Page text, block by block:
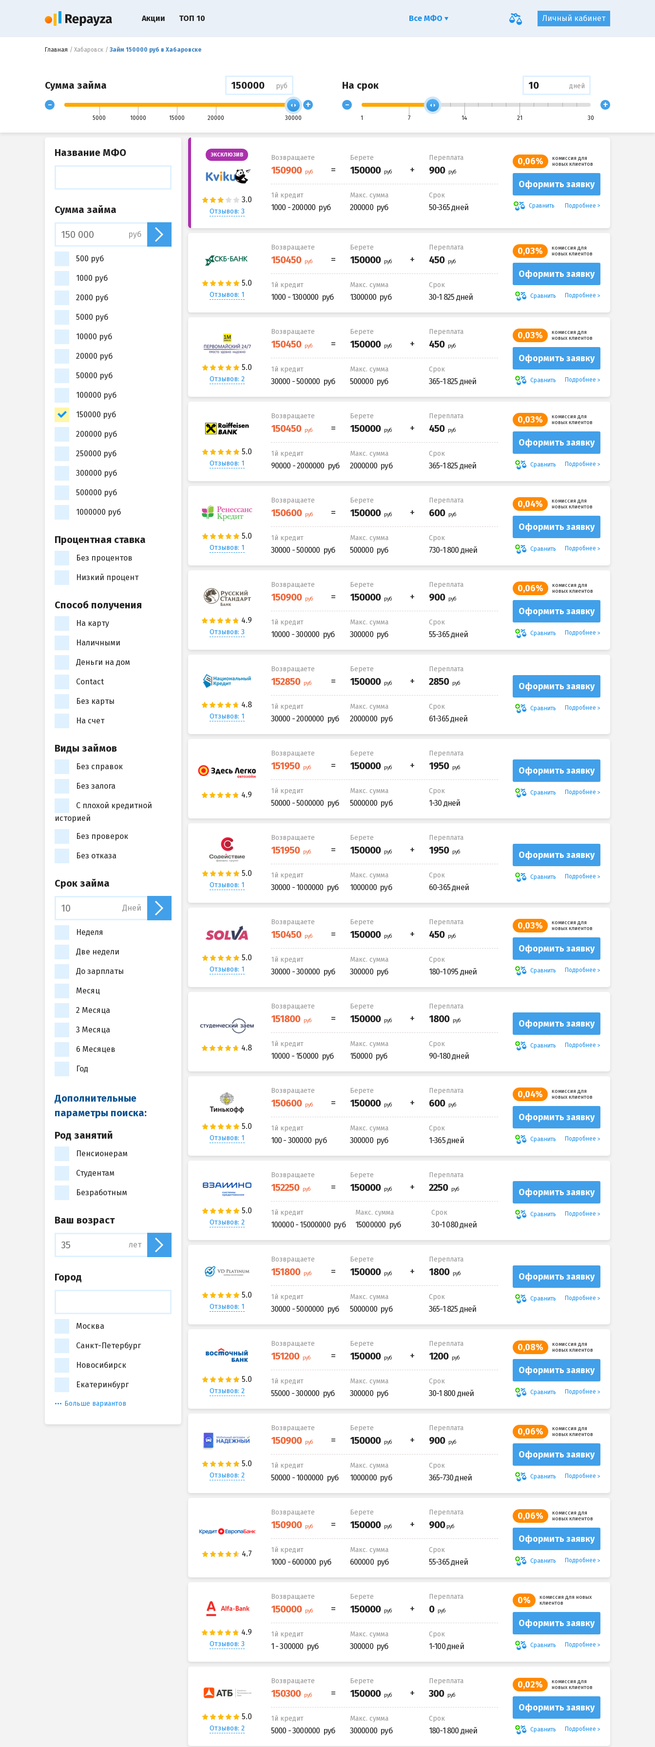
Главная Хабаровск Займ 150000 руб в Хабаровске
Сумма займа руб
-
5000 10000 15000 20000 30000
+
На срок дней
-
1 7 14 21 30
+
ЭКСКЛЮЗИВ
Отзывов: 3
Возвращаете Берете Переплата
1й кредит
1000 - 200000
Макс. сумма
200000
Срок
50-365 дней
0,06%
комиссия для
новых клиентов
Оформить заявку
Сравнить Подробнее
Отзывов: 1
Возвращаете Берете Переплата
1й кредит
1000 - 1300000
Макс. сумма
1300000
Срок
30-1 825 дней
0,03%
комиссия для
новых клиентов
Оформить заявку
Сравнить Подробнее
Отзывов: 2
Возвращаете Берете Переплата
1й кредит
30000 - 500000
Макс. сумма
500000
Срок
365-1 825 дней
0,03%
комиссия для
новых клиентов
Оформить заявку
Сравнить Подробнее
Отзывов: 1
Возвращаете Берете Переплата
1й кредит
90000 - 2000000
Макс. сумма
2000000
Срок
365-1 825 дней
0,03%
комиссия для
новых клиентов
Оформить заявку
Сравнить Подробнее
Отзывов: 1
Возвращаете Берете Переплата
1й кредит
30000 - 500000
Макс. сумма
500000
Срок
730-1 800 дней
0,04%
комиссия для
новых клиентов
Оформить заявку
Сравнить Подробнее
Отзывов: 3
Возвращаете Берете Переплата
1й кредит
10000 - 300000
Макс. сумма
300000
Срок
55-365 дней
0,06%
комиссия для
новых клиентов
Оформить заявку
Сравнить Подробнее
Отзывов: 1
Возвращаете Берете Переплата
1й кредит
30000 - 2000000
Макс. сумма
2000000
Срок
61-365 дней
Оформить заявку
Сравнить Подробнее
Возвращаете Берете Переплата
1й кредит
50000 - 5000000
Макс. сумма
5000000
Срок
1-30 дней
Оформить заявку
Сравнить Подробнее
Отзывов: 1
Возвращаете Берете Переплата
1й кредит
30000 - 1000000
Макс. сумма
1000000
Срок
60-365 дней
Оформить заявку
Сравнить Подробнее
Отзывов: 1
Возвращаете Берете Переплата
1й кредит
30000 - 300000
Макс. сумма
300000
Срок
180-1 095 дней
0,03%
комиссия для
новых клиентов
Оформить заявку
Сравнить Подробнее
Возвращаете Берете Переплата
1й кредит
10000 - 150000
Макс. сумма
150000
Срок
90-180 дней
Оформить заявку
Сравнить Подробнее
Отзывов: 1
Возвращаете Берете Переплата
1й кредит
100 - 300000
Макс. сумма
300000
Срок
1-365 дней
0,04%
комиссия для
новых клиентов
Оформить заявку
Сравнить Подробнее
Отзывов: 2
Возвращаете Берете Переплата
1й кредит
100000 - 15000000
Макс. сумма
15000000
Срок
30-1 080 дней
Оформить заявку
Сравнить Подробнее
Отзывов: 1
Возвращаете Берете Переплата
1й кредит
30000 - 5000000
Макс. сумма
5000000
Срок
365-1 825 дней
Оформить заявку
Сравнить Подробнее
Отзывов: 2
Возвращаете Берете Переплата
1й кредит
55000 - 300000
Макс. сумма
300000
Срок
30-1 800 дней
0,08%
комиссия для
новых клиентов
Оформить заявку
Сравнить Подробнее
Отзывов: 2
Возвращаете Берете Переплата
1й кредит
50000 - 1000000
Макс. сумма
1000000
Срок
365-730 дней
0,06%
комиссия для
новых клиентов
Оформить заявку
Сравнить Подробнее
Возвращаете Берете Переплата
1й кредит
1000 - 600000
Макс. сумма
600000
Срок
55-365 дней
0,06%
комиссия для
новых клиентов
Оформить заявку
Сравнить Подробнее
Отзывов: 3
Возвращаете Берете Переплата
1й кредит
1 - 300000
Макс. сумма
300000
Срок
1-100 дней
0%
комиссия для новых
клиентов
Оформить заявку
Сравнить Подробнее
Отзывов: 2
Возвращаете Берете Переплата
1й кредит
5000 - 3000000
Макс. сумма
3000000
Срок
180-1 800 дней
0,02%
комиссия для
новых клиентов
Оформить заявку
Сравнить Подробнее
Название МФО
Сумма займа
руб
500 руб
1000 руб
2000 руб
5000 руб
10000 руб
20000 руб
50000 руб
100000 руб
150000 руб
200000 руб
250000 руб
300000 руб
500000 руб
1000000 руб
Процентная ставка
Без процентов
Низкий процент
Способ получения
На карту
Наличными
Деньги на дом
Contact
Без карты
На счет
Виды займов
Без справок
Без залога
С плохой кредитной
историей
Без проверок
Без отказа
Срок займа
Дней
Неделя
Две недели
До зарплаты
Месяц
2 Месяца
3 Месяца
6 Месяцев
Год
Дополнительные
параметры поиска:
Род занятий
Пенсионерам
Студентам
Безработным
Ваш возраст
лет
Город
Москва
Санкт-Петербург
Новосибирск
Екатеринбург
Больше вариантов
Личный кабинет
Акции ТОП 10 Все МФО